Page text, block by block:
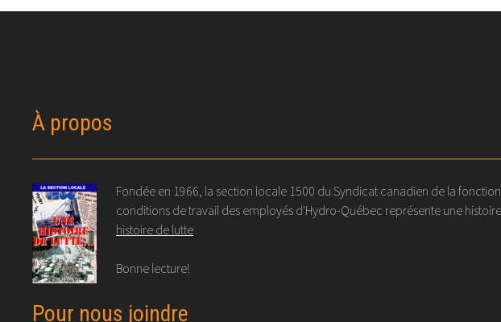
À propos
Fondée en 1966, la section locale 1500 du Syndicat canadien de la
conditions de travail des employés d'Hydro-Québec représente une
histoire de lutte
Bonne lecture!
Pour nous joindre